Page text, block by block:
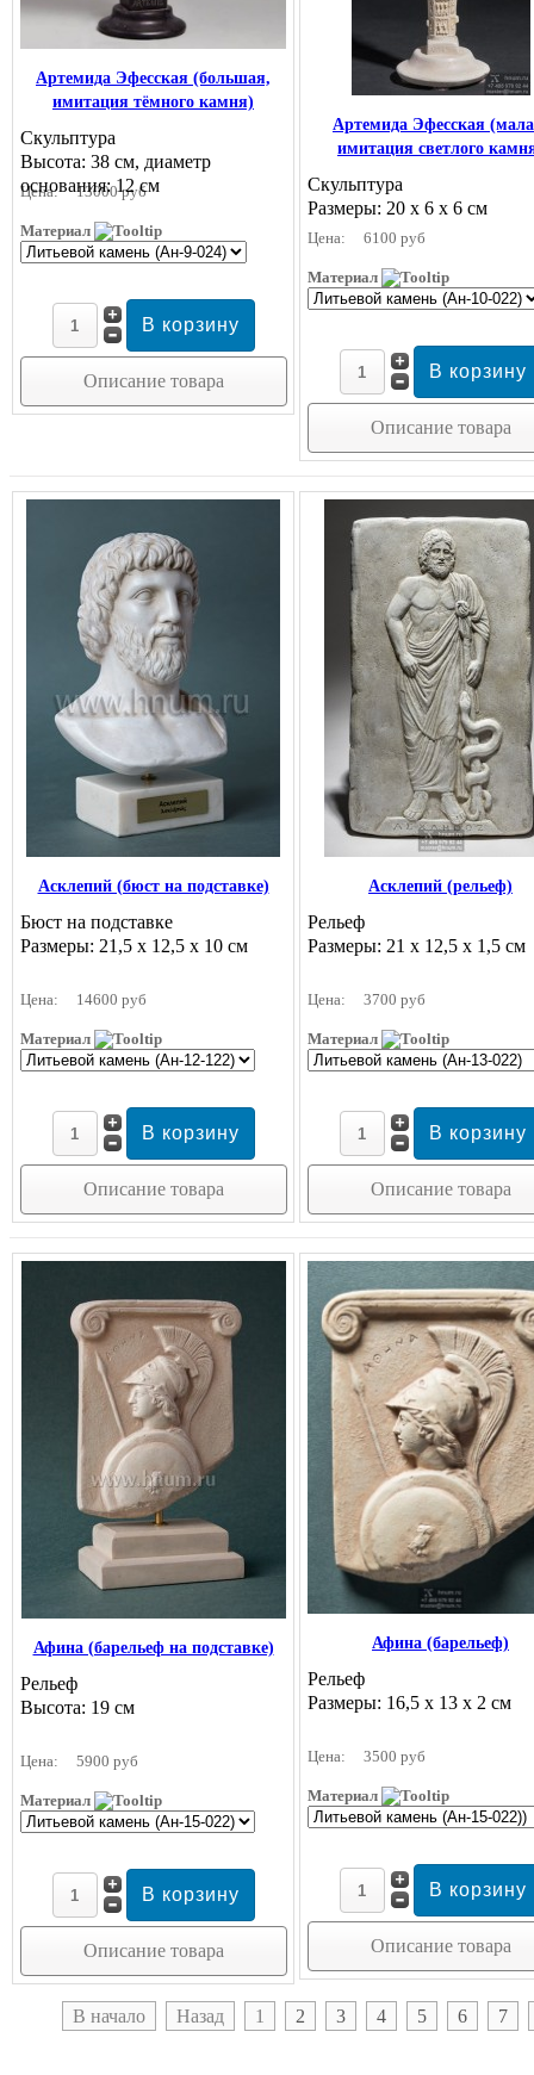
Артемида Эфесская (большая,
имитация тёмного камня)
Скульптура
Высота: 38 см, диаметр
основания: 12 см
Цена: 13000 руб
Материал
Описание товара
Артемида Эфесская
имитация светлого
Скульптура
Размеры: 20 х 6 х 6 см
Цена: 6100 руб
Материал
Описание товара
Асклепий (бюст на подставке)
Бюст на подставке
Размеры: 21,5 х 12,5 х 10 см
Цена: 14600 руб
Материал
Описание товара
Асклепий (рельеф)
Рельеф
Размеры: 21 х 12,5 х 1,5 см
Цена: 3700 руб
Материал
Описание товара
Афина (барельеф на подставке)
Рельеф
Высота: 19 см
Цена: 5900 руб
Материал
Описание товара
Афина (барельеф)
Рельеф
Размеры: 16,5 х 13 х 2 см
Цена: 3500 руб
Материал
Описание товара
В начало Назад 1 2 3 4 5 6 7